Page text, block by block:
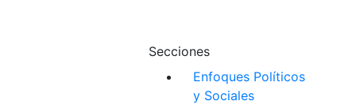
Secciones
Enfoques Políticos
y Sociales